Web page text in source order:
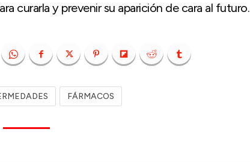
curarla y prevenir su aparición de cara al futuro.
FÁRMACOS